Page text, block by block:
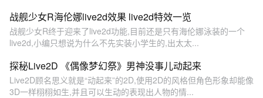
战舰少女R海伦娜live2d效果 live2d特效一览
战舰少女R终于迎来了live2d功能,目前还是只有海伦娜泳装的一个
live2d,小编只想说为什么不先实装小学生的,出太太...
探秘Live2D 《偶像梦幻祭》男神没事儿动起来
Live2D顾名思义就是“动起来”的2D,使用2D的风格但角色形象却能像
3D一样栩栩如生,并且可以生动的表现出人物的情...